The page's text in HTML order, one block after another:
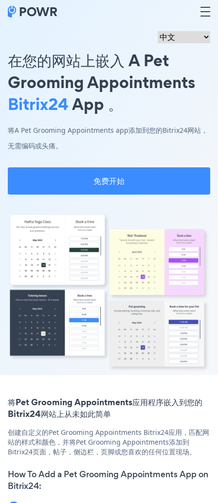
在您的网站上嵌入 A Pet
Grooming Appointments
Bitrix24App 。
将A Pet Grooming Appointments app添加到您的Bitrix24网站，
无需编码或头痛。
免费开始
将Pet Grooming Appointments应用程序嵌入到您的
Bitrix24网站上从未如此简单
创建自定义的Pet Grooming Appointments Bitrix24应用，匹配网
站的样式和颜色，并将Pet Grooming Appointments添加到
Bitrix24页面，帖子，侧边栏，页脚或您喜欢的任何位置现场。
How To Add a Pet Grooming Appointments App on
Bitrix24: